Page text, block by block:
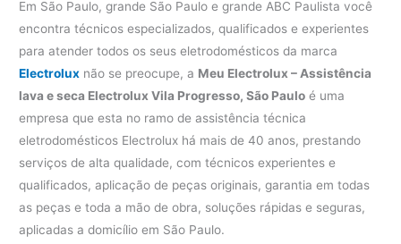
Em São Paulo, grande São Paulo e grande ABC Paulista você
encontra técnicos especializados, qualificados e experientes
para atender todos os seus eletrodomésticos da marca
Electrolux não se preocupe, a Meu Electrolux – Assistência
lava e seca Electrolux Vila Progresso, São Paulo é uma
empresa que esta no ramo de assistência técnica
eletrodomésticos Electrolux há mais de 40 anos, prestando
serviços de alta qualidade, com técnicos experientes e
qualificados, aplicação de peças originais, garantia em todas
as peças e toda a mão de obra, soluções rápidas e seguras,
aplicadas a domicílio em São Paulo.